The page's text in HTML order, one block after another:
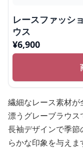
レースファッシ
ウス
¥6,900
繊細なレース素材
漂うグレーブラウス
長袖デザインで季
らかな印象を与えま